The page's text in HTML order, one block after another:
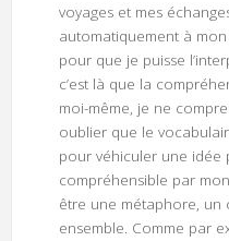
voyages et mes
automatiquement à
pour que je puisse
c’est là que la
moi-même, je ne
oublier que le
pour véhiculer une idée
compréhensible par
être une métaphore, un
ensemble. Comme par